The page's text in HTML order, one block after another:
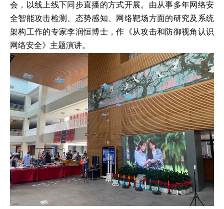
会，以线上线下同步直播的方式开展。由从事多年网络安
全智能攻击检测、态势感知、网络靶场方面的研究及系统
架构工作的专家李润恒博士，作《从攻击和防御视角认识
网络安全》主题演讲。